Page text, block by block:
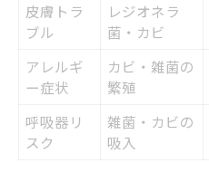
皮膚トラ
ブル
レジオネラ
菌・カビ
アレルギ
ー症状
カビ・雑菌の
繁殖
呼吸器リ
スク
雑菌・カビの
吸入